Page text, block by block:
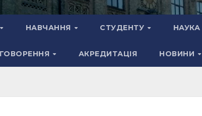
НАВЧАННЯ СТУДЕНТУ НАУКА
АКРЕДИТАЦІЯ НОВИНИ